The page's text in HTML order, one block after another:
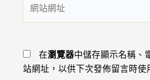
地
址
站
在瀏覽器中儲存顯示名稱、
站網址，以供下次發佈留言時使